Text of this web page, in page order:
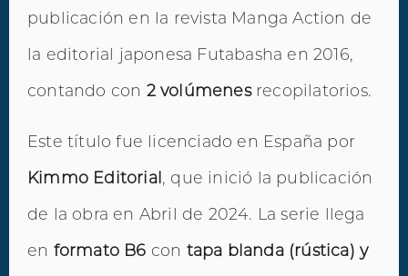
publicación en la revista Manga Action de
la editorial japonesa Futabasha en 2016,
contando con 2 volúmenesrecopilatorios.
Este título fue licenciado en España por
Kimmo Editorial, que inició la publicación
de la obra en Abril de 2024. La serie llega
en formato B6 con tapa blanda (rústica) y